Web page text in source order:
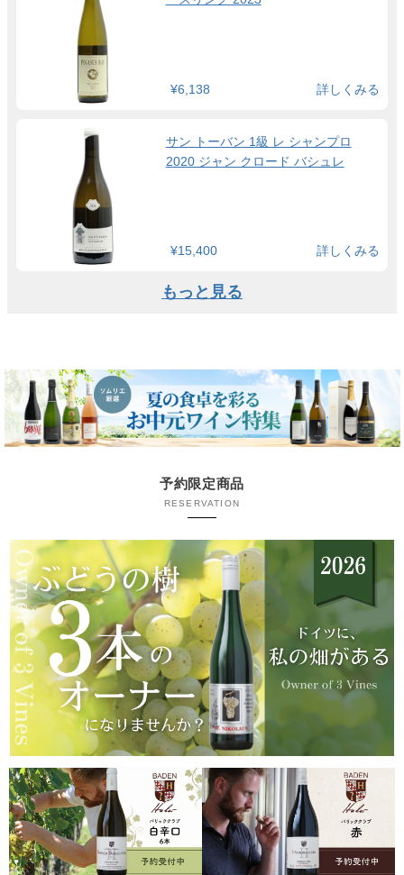
¥6,138 詳しくみる
サン トーバン 1級 レ シャンプロ
2020 ジャン クロード バシュレ
¥15,400 詳しくみる
もっと見る
予約限定商品
RESERVATION